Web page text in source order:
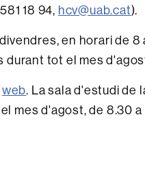
18 94, hcv@uab.cat).
en horari de 8
durant tot el mes
web. La sala d'estudi de
mes d'agost, de 8.30 a